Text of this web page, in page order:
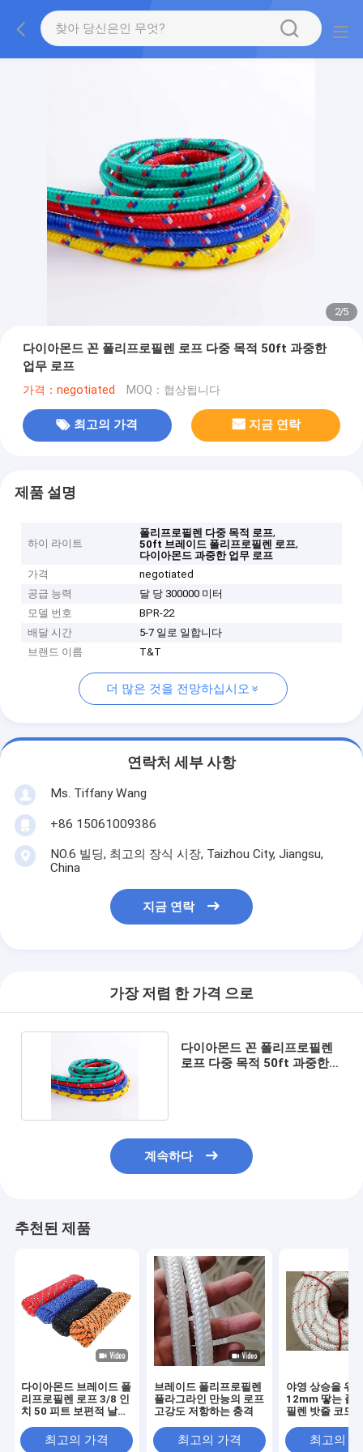
2/5
다이아몬드 꼰 폴리프로필렌 로프 다중 목적 50ft 과중한
업무 로프
가격：negotiated MOQ：협상됩니다
최고의 가격 지금 연락
제품 설명
하이 라이트
폴리프로필렌 다중 목적 로프,
50ft 브레이드 폴리프로필렌 로프,
다이아몬드 과중한 업무 로프
가격
negotiated
공급 능력
달 당 300000 미터
모델 번호
BPR-22
배달 시간
5-7 일로 일합니다
브랜드 이름
T&T
더 많은 것을 전망하십시오
연락처 세부 사항
Ms. Tiffany Wang
+86 15061009386
NO.6 빌딩, 최고의 장식 시장, Taizhou City, Jiangsu,
China
지금 연락
가장 저렴 한 가격 으로
다이아몬드 꼰 폴리프로필렌
로프 다중 목적 50ft 과중한
계속하다
추천된 제품
다이아몬드 브레이드 폴
리프로필렌 로프 3/8 인
치 50 피트 보편적 날씨
최고의 가격
브레이드 폴리프로필렌
플라그라인 만능의 로프
고강도 저항하는 충격
최고의 가격
야영 상승을 위
12mm 땋는 폴
필렌 밧줄 코드
최고의